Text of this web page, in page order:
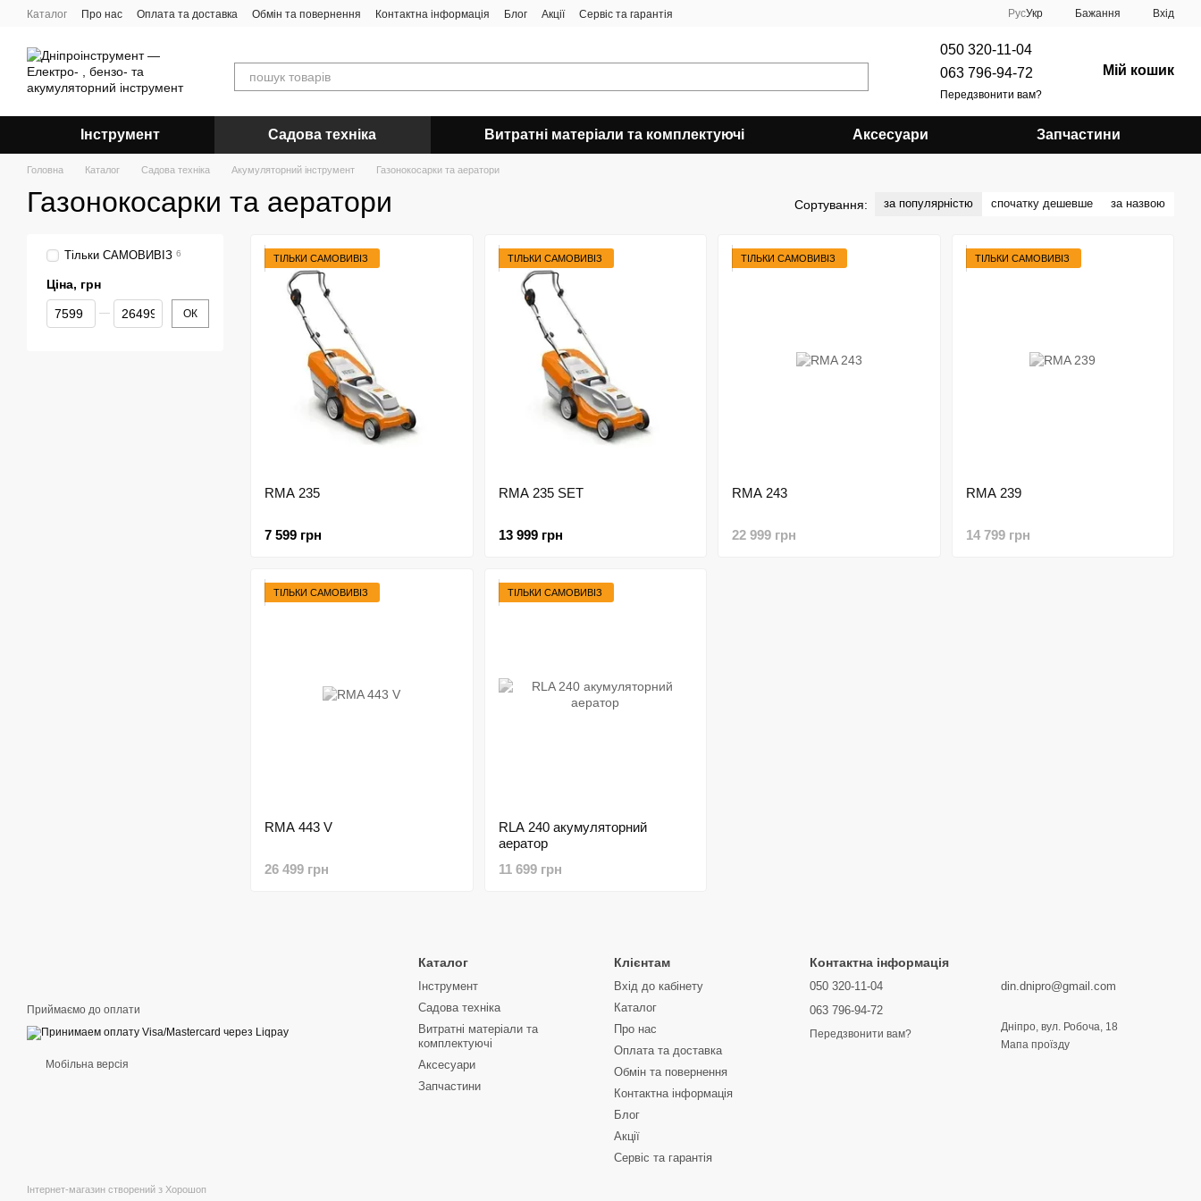
Перейти до основного контенту
Каталог Про нас Оплата та доставка Обмін та повернення Контактна інформація Блог Акції Сервіс та гарантія РусУкр Бажання Вхід
050 320-11-04
063 796-94-72
Передзвонити вам?
Мій кошик
Інструмент Садова техніка Витратні матеріали та комплектуючі Аксесуари Запчастини
Головна Каталог Садова техніка Акумуляторний інструмент Газонокосарки та аератори
Газонокосарки та аератори Сортування: за популярністю спочатку дешевше за назвою
ТІЛЬКИ САМОВИВІЗ
RMA 235
7 599 грн
ТІЛЬКИ САМОВИВІЗ
RMA 235 SET
13 999 грн
ТІЛЬКИ САМОВИВІЗ
RMA 243
22 999 грн
ТІЛЬКИ САМОВИВІЗ
RMA 239
14 799 грн
ТІЛЬКИ САМОВИВІЗ
RMA 443 V
26 499 грн
ТІЛЬКИ САМОВИВІЗ
RLA 240 акумуляторний
аератор
11 699 грн
Тільки САМОВИВІЗ 6
Ціна, грн
Від Ціна, грн
До Ціна, грн ОК
Приймаємо до оплати
Мобільна версія
Інтернет-магазин створений з Хорошоп
Каталог
Інструмент
Садова техніка
Витратні матеріали та
комплектуючі
Аксесуари
Запчастини
Клієнтам
Вхід до кабінету
Каталог
Про нас
Оплата та доставка
Обмін та повернення
Контактна інформація
Блог
Акції
Сервіс та гарантія
Контактна інформація
050 320-11-04
063 796-94-72
Передзвонити вам?
din.dnipro@gmail.com
Дніпро, вул. Робоча, 18
Мапа проїзду